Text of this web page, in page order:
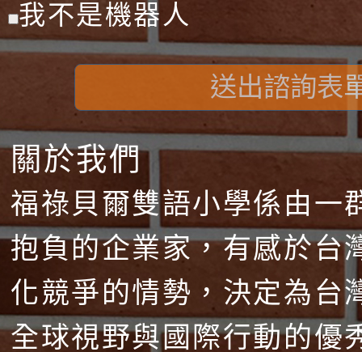
我不是機器人
送出諮詢表
關於我們
福祿貝爾雙語小學係由一
抱負的企業家，有感於台
化競爭的情勢，決定為台
全球視野與國際行動的優